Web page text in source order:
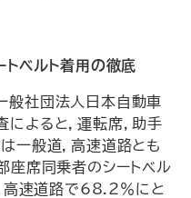
トベルト着用の徹底
社団法人日本自動車
よると，運転席，助手
一般道，高速道路とも
座席同乗者のシートベル
高速道路で68.2％にと